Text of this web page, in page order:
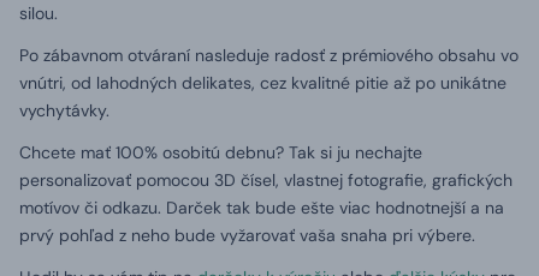
silou.
Po zábavnom otváraní nasleduje radosť z prémiového obsahu vo
vnútri, od lahodných delikates, cez kvalitné pitie až po unikátne
vychytávky.
Chcete mať 100% osobitú debnu? Tak si ju nechajte
personalizovať pomocou 3D čísel, vlastnej fotografie, grafických
motívov či odkazu. Darček tak bude ešte viac hodnotnejší a na
prvý pohľad z neho bude vyžarovať vaša snaha pri výbere.